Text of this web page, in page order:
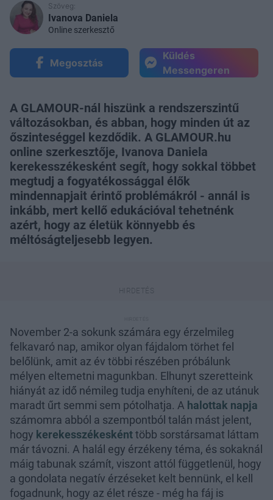
Szöveg:
Ivanova Daniela
Online szerkesztő
Megosztás
Küldés
Messengeren
A GLAMOUR-nál hiszünk a rendszerszintű
változásokban, és abban, hogy minden út az
őszinteséggel kezdődik. A GLAMOUR.hu
online szerkesztője, Ivanova Daniela
kerekesszékesként segít, hogy sokkal többet
megtudj a fogyatékossággal élők
mindennapjait érintő problémákról - annál is
inkább, mert kellő edukációval tehetnénk
azért, hogy az életük könnyebb és
méltóságteljesebb legyen.
November 2-a sokunk számára egy érzelmileg
felkavaró nap, amikor olyan fájdalom törhet fel
belőlünk, amit az év többi részében próbálunk
mélyen eltemetni magunkban. Elhunyt szeretteink
hiányát az idő némileg tudja enyhíteni, de az utánuk
maradt űrt semmi sem pótolhatja. A halottak napja
számomra abból a szempontból talán mást jelent,
hogy kerekesszékeskénttöbb sorstársamat láttam
már távozni. A halál egy érzékeny téma, és sokaknál
máig tabunak számít, viszont attól függetlenül, hogy
a gondolata negatív érzéseket kelt bennünk, el kell
fogadnunk, hogy az élet része - még ha fáj is